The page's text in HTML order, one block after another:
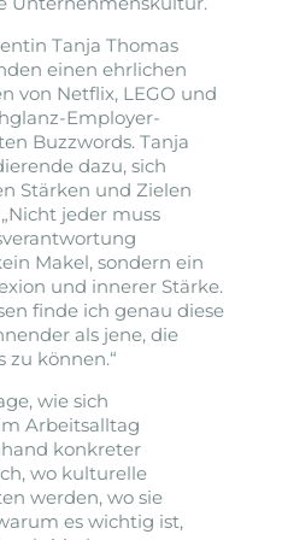
Tanja Thomas
einen ehrlichen
von Netflix, LEGO und
Employer-
Buzzwords. Tanja
dazu, sich
Stärken und Zielen
jeder muss
Makel, sondern ein
und innerer Stärke.
finde ich genau diese
als jene, die
zu können.“
wie sich
Arbeitsalltag
konkreter
wo kulturelle
werden, wo sie
es wichtig ist,